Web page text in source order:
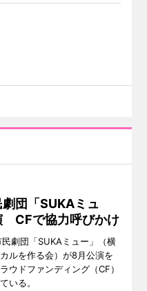
団「SUKAミュ
CFで協力呼びかけ
劇団「SUKAミュー」（横
ルを作る会）が8月公演を
ウドファンディング（CF）
いる。